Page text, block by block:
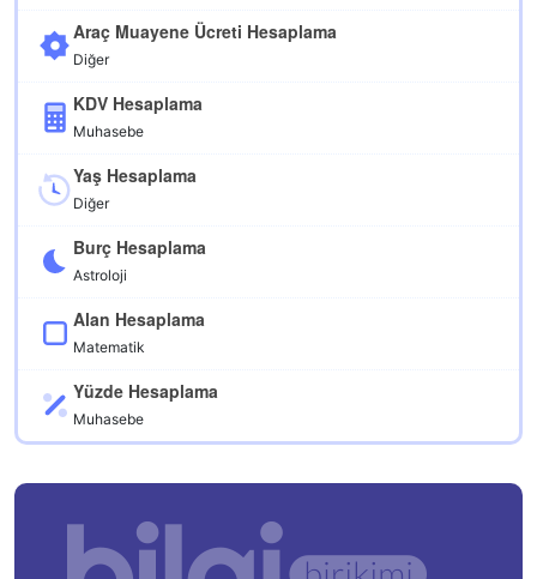
Araç Muayene Ücreti Hesaplama
Diğer
KDV Hesaplama
Muhasebe
Yaş Hesaplama
Diğer
Burç Hesaplama
Astroloji
Alan Hesaplama
Matematik
Yüzde Hesaplama
Muhasebe